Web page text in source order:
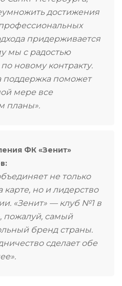
достижения
придерживается
мы с радостью
новому контракту.
поддержка поможет
мере все
планы».
ФК «Зенит»
не только
но и лидерство
«Зенит» — клуб №1 в
пожалуй, самый
бренд страны.
сделает обе